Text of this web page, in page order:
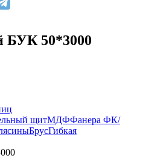
БУК 50*3000
щитМДФФанера ФК/
БрусГибкая